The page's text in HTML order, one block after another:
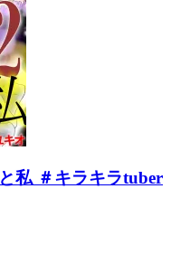
私 ＃キラキラtuber